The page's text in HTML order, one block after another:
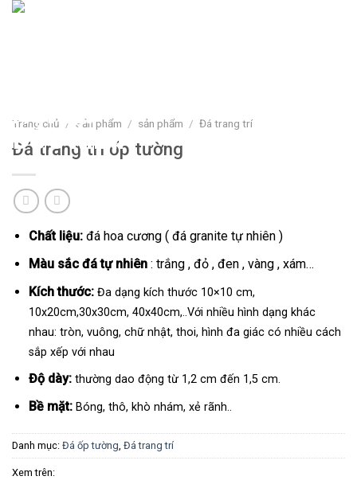
Skip
Trang chủ / Sản phẩm / sản phẩm / Đá trang trí
Đá trang trí ốp tường
Chất liệu:đá hoa cương ( đá granite tự nhiên )
Màu sắc đá tự nhiên: trắng , đỏ , đen , vàng , xám…
Kích thước:Đa dạng kích thước 10×10 cm,
10x20cm,30x30cm, 40x40cm,..Với nhiều hình dạng khác
nhau: tròn, vuông, chữ nhật, thoi, hình đa giác có nhiều cách
sắp xếp với nhau
Độ dày:thường dao động từ 1,2 cm đến 1,5 cm.
Bề mặt:Bóng, thô, khò nhám, xẻ rãnh..
Danh mục: Đá ốp tường Đá trang trí
Xem trên: